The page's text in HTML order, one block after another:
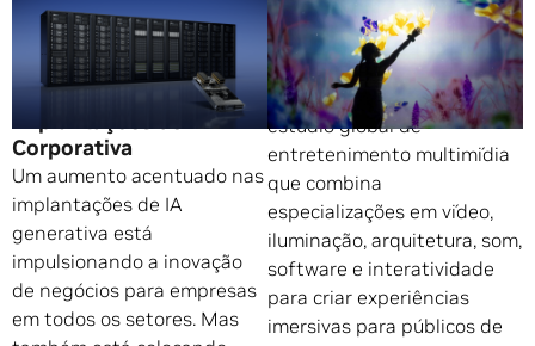
Novo Programa de
Validação de Parceiro de
Armazenamento NVIDIA
Simplifica as
Implantações de IA
Corporativa
Um aumento acentuado nas
implantações de IA
generativa está
impulsionando a inovação
de negócios para empresas
em todos os setores. Mas
Criando Eventos
Imersivos com OpenUSD
e Digital Twins
A Moment Factory é um
estúdio global de
entretenimento multimídia
que combina
especializações em vídeo,
iluminação, arquitetura, som,
software e interatividade
para criar experiências
imersivas para públicos de